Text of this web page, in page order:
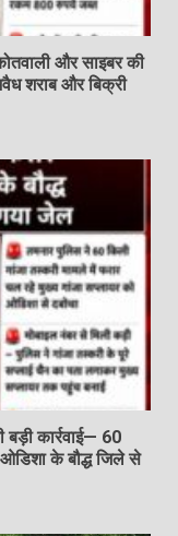
और साइबर की
शराब और बिक्री
कार्रवाई— 60
के बौद्ध जिले से